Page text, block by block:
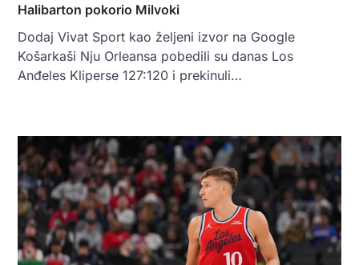
Halibarton pokorio Milvoki
Dodaj Vivat Sport kao željeni izvor na Google
Košarkaši Nju Orleansa pobedili su danas Los
Anđeles Kliperse 127:120 i prekinuli…